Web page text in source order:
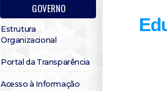
GOVERNO
Estrutura
Organizacional
Portal da Transparência
Acesso à Informação